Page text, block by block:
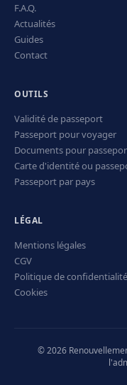
F.A.Q.
Actualités
Guides
Contact
OUTILS
Validité de passeport
Passeport pour voyager
Documents pour
Carte d'identité ou
Passeport par pays
LÉGAL
Mentions légales
CGV
Politique de confidentialité
Cookies
© 2026